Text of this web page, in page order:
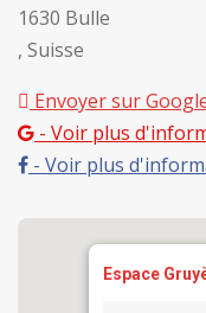
1630 Bulle
, Suisse
Envoyer sur
- Voir plus
- Voir plus
Espace